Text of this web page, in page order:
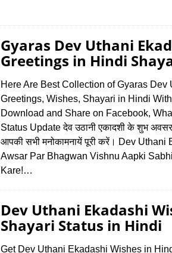
Gyaras Dev Uthani
Greetings in Hindi
Here Are Best Collection of Gyaras Dev
Greetings, Wishes, Shayari in Hindi
Download and Share on Facebook,
Status Update देव उठानी एकादशी के शुभ अवसर
आपकी सभी मनोकामनायें पूरी करें। Dev
Awsar Par Bhagwan Vishnu Aapki
Kare!…
Dev Uthani Ekadashi
Shayari Status in Hindi
Get Dev Uthani Ekadashi Wishes in